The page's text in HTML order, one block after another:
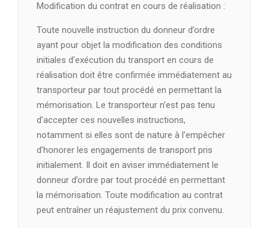
Modification du contrat en cours de réalisation :
Toute nouvelle instruction du donneur d’ordre
ayant pour objet la modification des conditions
initiales d’exécution du transport en cours de
réalisation doit être confirmée immédiatement au
transporteur par tout procédé en permettant la
mémorisation. Le transporteur n’est pas tenu
d’accepter ces nouvelles instructions,
notamment si elles sont de nature à l’empêcher
d’honorer les engagements de transport pris
initialement. Il doit en aviser immédiatement le
donneur d’ordre par tout procédé en permettant
la mémorisation. Toute modification au contrat
peut entraîner un réajustement du prix convenu.